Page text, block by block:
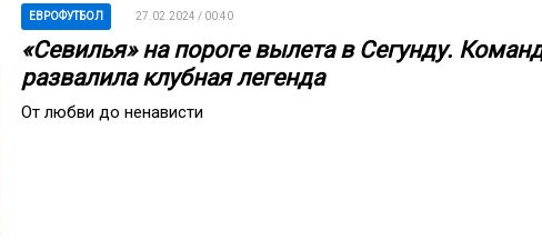
ЕВРОФУТБОЛ 27.02.2024 / 00:40
«Севилья» на пороге вылета в Сегунду.
развалила клубная легенда
От любви до ненависти